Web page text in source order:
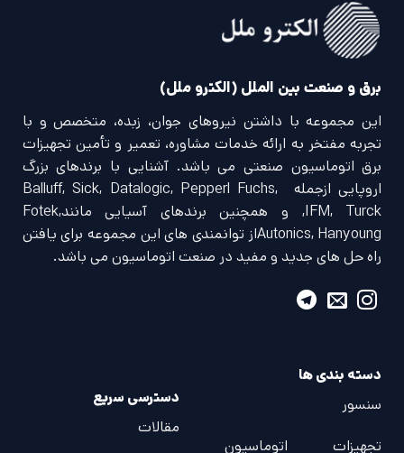
برق و صنعت بین الملل (الکترو ملل)
این مجموعه با داشتن نیروهای جوان، زبده، متخصص و با
تجربه مفتخر به ارائه خدمات مشاوره، تعمیر و تأمین تجهیزات
برق اتوماسیون صنعتی می باشد. آشنایی با برندهای بزرگ
اروپایی ازجمله Balluff, Sick, Datalogic, Pepperl Fuchs,
IFM, Turck, و همچنین برندهای آسیایی مانندFotek,
Autonics, Hanyoungاز توانمندی های این مجموعه برای یافتن
راه حل های جدید و مفید در صنعت اتوماسیون می باشد.
دسته بندی ها
سنسور
تجهیزات اتوماسیون
دسترسی سریع
مقالات